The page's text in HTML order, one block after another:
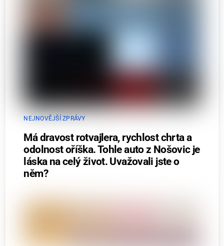
NEJNOVĚJŠÍ ZPRÁVY
Má dravost rotvajlera, rychlost chrta a
odolnost oříška. Tohle auto z Nošovic je
láska na celý život. Uvažovali jste o
něm?